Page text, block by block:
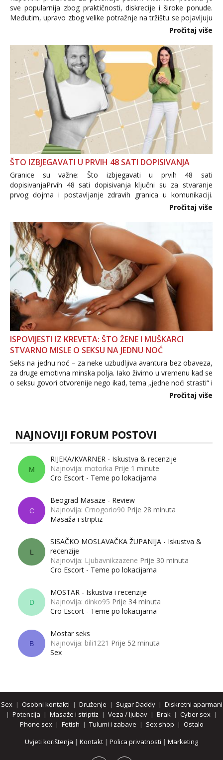
sve popularnija zbog praktičnosti, diskrecije i široke ponude.
Međutim, upravo zbog velike potražnje na tržištu se pojavljuju
i brojni krivotvoreni proizvodi, nepouzdane internetske
Pročitaj više
ŠTO IZBJEGAVATI U PRVIH 48 SATI DOPISIVANJA
Granice su važne: Što izbjegavati u prvih 48 sati
dopisivanjaPrvih 48 sati dopisivanja ključni su za stvaranje
prvog dojma i postavljanje zdravih granica u komunikaciji.
Važno je izbjeći prebrzo otkrivanje osobnih ili intimnih
informacija, jer nepoznata osoba još nije zaslužila to
povjerenje. Takođe...
Pročitaj više
ISPOVIJESTI IZ KREVETA: ŠTO ŽENE I MUŠKARCI
STVARNO MISLE O SEKSU NA JEDNU NOĆ
Seks na jednu noć – za neke uzbudljiva avantura bez obaveza,
za druge emotivna minska polja. Iako živimo u vremenu kad se
o seksu govori otvorenije nego ikad, tema „jedne noći strasti“ i
dalje izaziva burne rasprave. Što zapravo misle žene, a što
Pročitaj više
NAJNOVIJI FORUM POSTOVI
M
RIJEKA/KVARNER - Iskustva & recenzije
Najnovija: motorka Prije 1 minute
Cro Escort - Teme po lokacijama
C
Beograd Masaze - Review
Najnovija: Crnogorio90 Prije 28 minuta
Masaža i striptiz
L
SISAČKO MOSLAVAČKA ŽUPANIJA - Iskustva &
recenzije
Najnovija: Ljubavnikzazene Prije 30 minuta
Cro Escort - Teme po lokacijama
D
MOSTAR - Iskustva i recenzije
Najnovija: dinko95 Prije 34 minuta
Cro Escort - Teme po lokacijama
B
Mostar seks
Najnovija: bili1221 Prije 52 minuta
Sex
Sex| Osobni kontakti | Druženje | Sugar Daddy| Diskretni aparmani
| Potencija | Masaže i striptiz | Veza / ljubav | Brak | Cyber sex |
Phone sex| Fetish | Tulumi i zabave | Sex shop | Ostalo
Uvjeti korištenja | Kontakt | Polica privatnosti | Marketing